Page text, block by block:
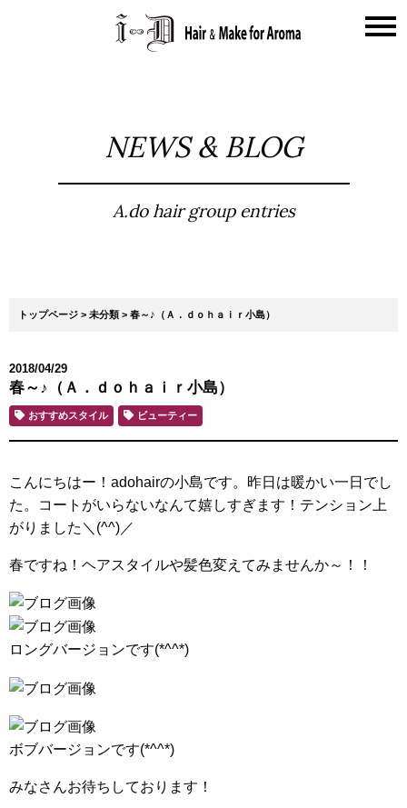
NEWS & BLOG
A.do hair group entries
トップページ 未分類 春～♪（Ａ．ｄｏｈａｉｒ小島）
2018/04/29
春～♪（Ａ．ｄｏｈａｉｒ小島）
おすすめスタイル ビューティー
こんにちはー！adohairの小島です。昨日は暖かい一日でし
た。コートがいらないなんて嬉しすぎます！テンション上
がりました＼(^^)／
春ですね！ヘアスタイルや髪色変えてみませんか～！！
ロングバージョンです(*^^*)
ボブバージョンです(*^^*)
みなさんお待ちしております！